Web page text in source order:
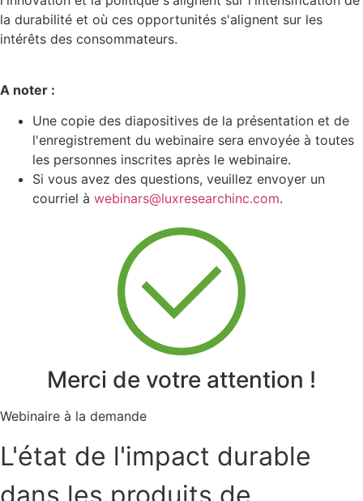
la durabilité et où ces opportunités s'alignent sur les
intérêts des consommateurs.
A noter :
Une copie des diapositives de la présentation et de
l'enregistrement du webinaire sera envoyée à toutes
les personnes inscrites après le webinaire.
Si vous avez des questions, veuillez envoyer un
courriel à webinars@luxresearchinc.com.
Merci de votre attention !
Webinaire à la demande
L'état de l'impact durable